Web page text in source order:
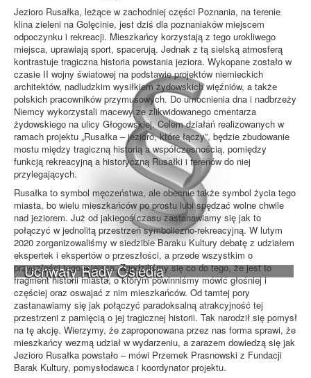
Uchwały Rady Osiedla
Jezioro Rusałka, leżące w zachodniej części Poznania, na terenie
klina zieleni na Golęcinie, jest dziś dla poznaniaków miejscem
odpoczynku i rekreacji. Mieszkańcy korzystają z tego urokliwego
miejsca, uprawiają sport, spacerują. Jednak z tą sielską atmosferą
kontrastuje tragiczna historia powstania jeziora. Wykopane zostało w
czasie II wojny światowej na podstawie projektów niemieckich
architektów, nadludzkim wysiłkiem żydowskich więźniów, a także
polskich pracowników przymusowych. Do umocnienia dna i nadbrzeży
Niemcy wykorzystali macewy ze zlikwidowanego cmentarza
żydowskiego na ulicy Głogowskiej. Celem działań realizowanych w
ramach projektu „Rusałka – jezioro, które łączy”, będzie zbudowanie
mostu między tragiczną historią a współczesnością, pomiędzy
funkcją rekreacyjną a historyczną Rusałki i terenów do niej
przylegających.
Rusałka to symbol męczeństwa, ale obecnie także symbol życia tego
miasta, bo wielu mieszkańców po prostu lubi spędzać wolne chwile
nad jeziorem. Już od jakiegoś czasu zastanawiamy się jak to
połączyć w jednolitą przestrzeń symboliczno-rekreacyjną. W lutym
2020 zorganizowaliśmy w siedzibie Baraku Kultury debatę z udziałem
ekspertek i ekspertów o przeszłości, a przede wszystkim o
przyszłości tego miejsca. Zgodziliśmy się co do tego, że jest to
fragment historii miasta, o którym powinniśmy mówić głośniej i
częściej oraz oswajać z nim mieszkańców. Od tamtej pory
zastanawiamy się jak połączyć paradoksalną atrakcyjność tej
przestrzeni z pamięcią o jej tragicznej historii. Tak narodził się pomysł
na tę akcję. Wierzymy, że zaproponowana przez nas forma sprawi, że
mieszkańcy wezmą udział w wydarzeniu, a zarazem dowiedzą się jak
Jezioro Rusałka powstało – mówi Przemek Prasnowski z Fundacji
Barak Kultury, pomysłodawca i koordynator projektu.